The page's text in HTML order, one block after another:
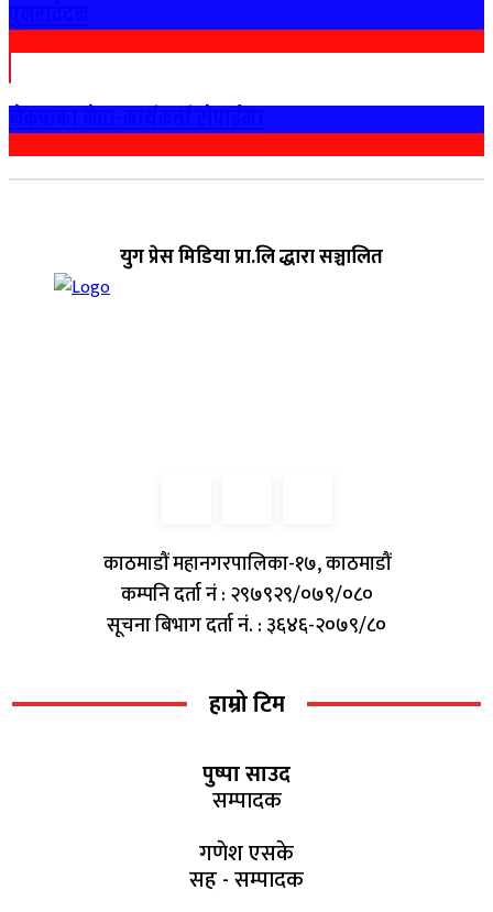
युग प्रेस मिडिया प्रा.लि द्धारा सञ्चालित
काठमाडौं महानगरपालिका-१७, काठमाडौं
कम्पनि दर्ता नं : २९७९२९/०७९/०८०
सूचना बिभाग दर्ता नं. : ३६४६-२०७९/८०
हाम्रो टिम
पुष्पा साउद
सम्पादक
गणेश एसके
सह - सम्पादक